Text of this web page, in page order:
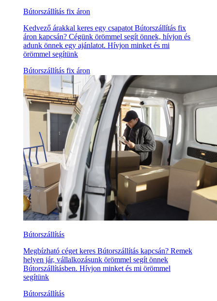
Bútorszállítás fix áron
Kedvező árakkal keres egy csapatot Bútorszállítás fix
áron kapcsán? Cégünk örömmel segít önnek, hívjon és
adunk önnek egy ajánlatot. Hívjon minket és mi
örömmel segítünk
Bútorszállítás fix áron
Bútorszállítás
Megbízható céget keres Bútorszállítás kapcsán? Remek
helyen jár, vállalkozásunk örömmel segít önnek
Bútorszállításben. Hívjon minket és mi örömmel
segítünk
Bútorszállítás